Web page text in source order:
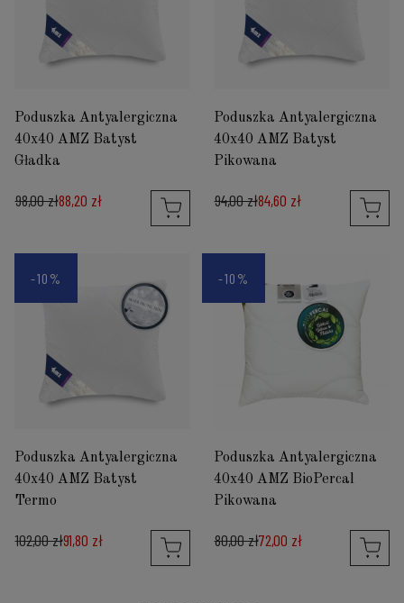
Poduszka Antyalergiczna
40x40 AMZ Batyst
Gładka
98,00 zł88,20 zł
Poduszka Antyalergiczna
40x40 AMZ Batyst
Pikowana
94,00 zł84,60 zł
Poduszka Antyalergiczna
40x40 AMZ Batyst
Termo
102,00 zł91,80 zł
-10%
Poduszka Antyalergiczna
40x40 AMZ BioPercal
Pikowana
80,00 zł72,00 zł
-10%